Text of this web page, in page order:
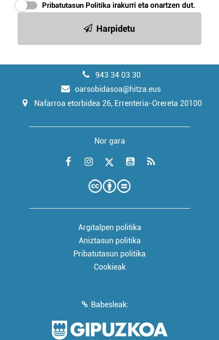
Pribatutasun Politika irakurri eta onartzen dut.
Harpidetu
943 34 03 30
oarsobidasoa@hitza.eus
Nafarroa etorbidea 26, Errenteria-Orereta 20100
Nor gara
Argitalpen politika
Aniztasun politika
Pribatutasun politika
Cookieak
Babesleak: